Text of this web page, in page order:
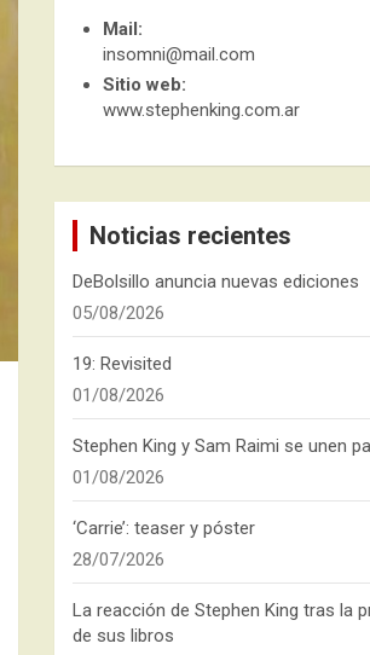
Mail:
insomni@mail.com
Sitio web:
www.stephenking.com.ar
Noticias recientes
DeBolsillo anuncia nuevas ediciones
05/08/2026
19: Revisited
01/08/2026
Stephen King y Sam Raimi se unen
01/08/2026
‘Carrie’: teaser y póster
28/07/2026
La reacción de Stephen King tras la
de sus libros